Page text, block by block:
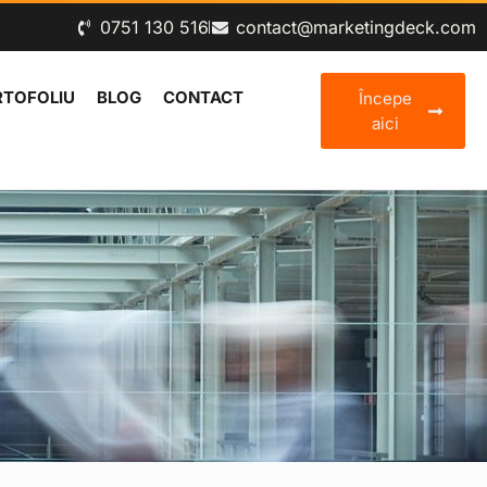
0‪751 130 516‬ contact@marketingdeck.com
BLOG CONTACT
Începe
aici